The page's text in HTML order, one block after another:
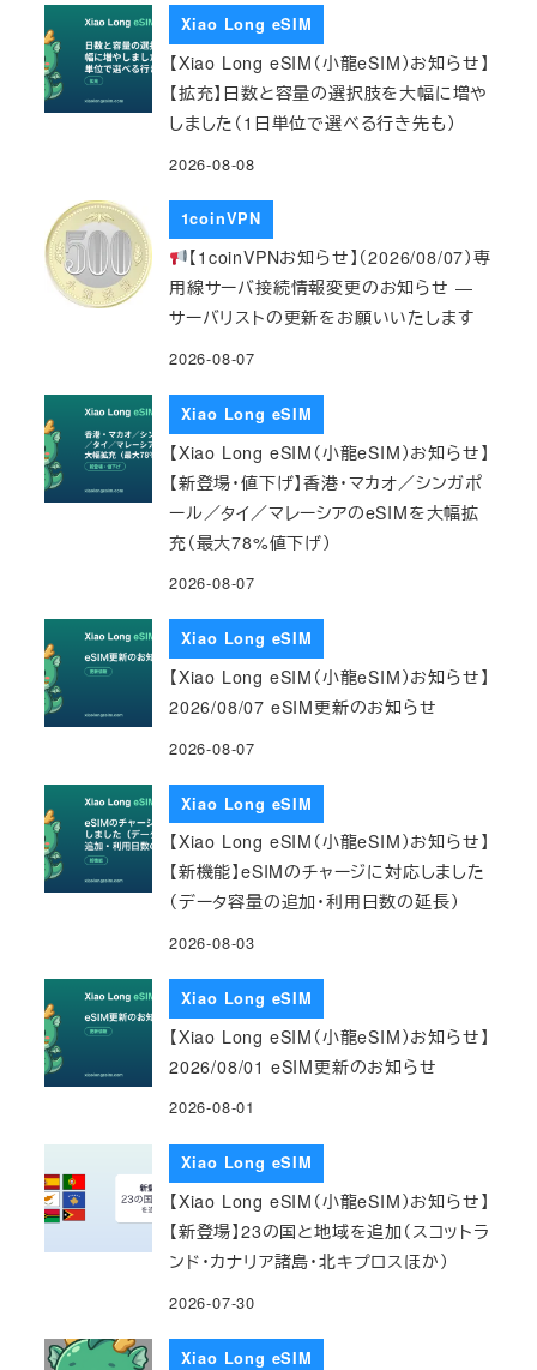
Xiao Long eSIM
【Xiao Long eSIM（小龍eSIM）お知らせ】
【拡充】日数と容量の選択肢を大幅に増や
しました（1日単位で選べる行き先も）
2026-08-08
1coinVPN
【1coinVPNお知らせ】（2026/08/07）専
用線サーバ接続情報変更のお知らせ ―
サーバリストの更新をお願いいたします
2026-08-07
Xiao Long eSIM
【Xiao Long eSIM（小龍eSIM）お知らせ】
【新登場・値下げ】香港・マカオ／シンガポ
ール／タイ／マレーシアのeSIMを大幅拡
充（最大78%値下げ）
2026-08-07
Xiao Long eSIM
【Xiao Long eSIM（小龍eSIM）お知らせ】
2026/08/07 eSIM更新のお知らせ
2026-08-07
Xiao Long eSIM
【Xiao Long eSIM（小龍eSIM）お知らせ】
【新機能】eSIMのチャージに対応しました
（データ容量の追加・利用日数の延長）
2026-08-03
Xiao Long eSIM
【Xiao Long eSIM（小龍eSIM）お知らせ】
2026/08/01 eSIM更新のお知らせ
2026-08-01
Xiao Long eSIM
【Xiao Long eSIM（小龍eSIM）お知らせ】
【新登場】23の国と地域を追加（スコットラ
ンド・カナリア諸島・北キプロスほか）
2026-07-30
Xiao Long eSIM